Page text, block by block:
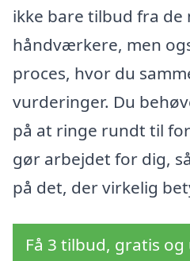
ikke bare tilbud fra de
håndværkere, men
proces, hvor du
vurderinger. Du
på at ringe rundt til
gør arbejdet for dig,
på det, der virkelig
Få 3 tilbud, gratis